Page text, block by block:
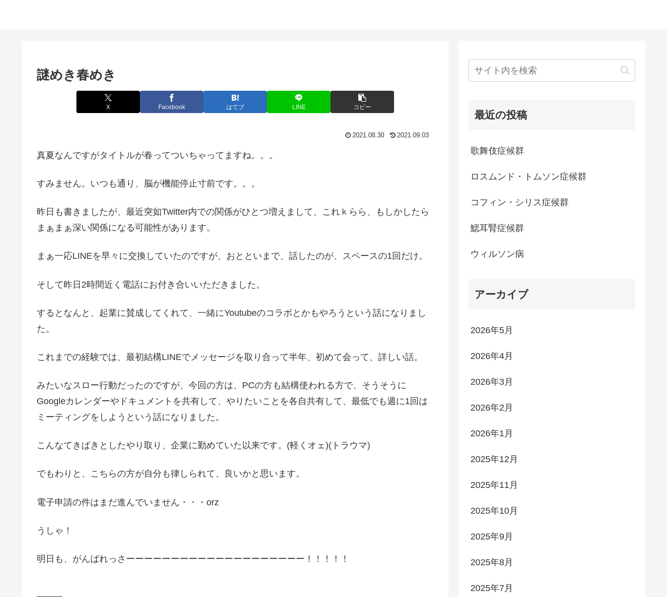
謎めき春めき
X Facebook はてブ LINE コピー
2021.08.30 2021.09.03
真夏なんですがタイトルが春ってついちゃってますね。。。
すみません。いつも通り、脳が機能停止寸前です。。。
昨日も書きましたが、最近突如Twitter内での関係がひとつ増えまして、これｋらら、もしかしたら
まぁまぁ深い関係になる可能性があります。
まぁ一応LINEを早々に交換していたのですが、おとといまで、話したのが、スペースの1回だけ。
そして昨日2時間近く電話にお付き合いいただきました。
するとなんと、起業に賛成してくれて、一緒にYoutubeのコラボとかもやろうという話になりまし
た。
これまでの経験では、最初結構LINEでメッセージを取り合って半年、初めて会って、詳しい話。
みたいなスロー行動だったのですが、今回の方は、PCの方も結構使われる方で、そうそうに
Googleカレンダーやドキュメントを共有して、やりたいことを各自共有して、最低でも週に1回は
ミーティングをしようという話になりました。
こんなてきぱきとしたやり取り、企業に勤めていた以来です。(軽くオェ)(トラウマ)
でもわりと、こちらの方が自分も律しられて、良いかと思います。
電子申請の件はまだ進んでいません・・・orz
うしゃ！
明日も、がんばれっさーーーーーーーーーーーーーーーーーーーー！！！！！
最近の投稿
歌舞伎症候群
ロスムンド・トムソン症候群
コフィン・シリス症候群
鰓耳腎症候群
ウィルソン病
アーカイブ
2026年5月
2026年4月
2026年3月
2026年2月
2026年1月
2025年12月
2025年11月
2025年10月
2025年9月
2025年8月
2025年7月